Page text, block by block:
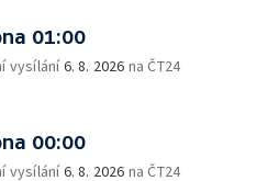
01:00
vysílání6. 8. 2026 na ČT24
00:00
vysílání6. 8. 2026 na ČT24